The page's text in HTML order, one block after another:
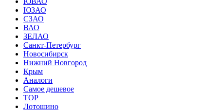
ЮЗАО
СЗАО
ВАО
ЗЕЛАО
Санкт-Петербург
Новосибирск
Нижний Новгород
Крым
Аналоги
Самое дешевое
TOP
Лотошино